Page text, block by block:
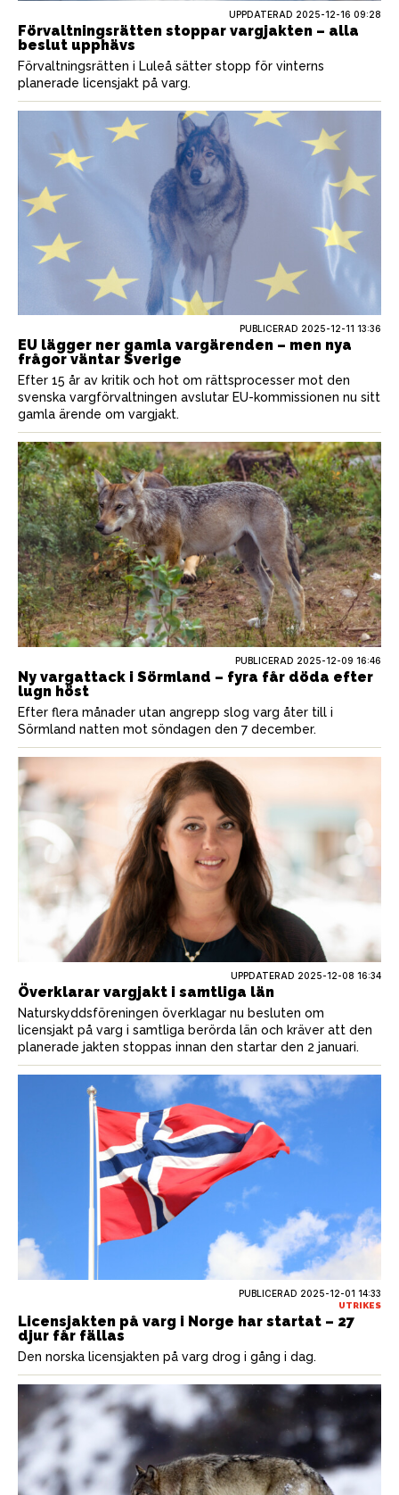
UPPDATERAD 2025-12-16 09:28
Förvaltningsrätten stoppar vargjakten – alla
beslut upphävs
Förvaltningsrätten i Luleå sätter stopp för vinterns
planerade licensjakt på varg.
PUBLICERAD 2025-12-11 13:36
EU lägger ner gamla vargärenden – men nya
frågor väntar Sverige
Efter 15 år av kritik och hot om rättsprocesser mot den
svenska vargförvaltningen avslutar EU-kommissionen nu sitt
gamla ärende om vargjakt.
PUBLICERAD 2025-12-09 16:46
Ny vargattack i Sörmland – fyra får döda efter
lugn höst
Efter flera månader utan angrepp slog varg åter till i
Sörmland natten mot söndagen den 7 december.
UPPDATERAD 2025-12-08 16:34
Överklarar vargjakt i samtliga län
Naturskyddsföreningen överklagar nu besluten om
licensjakt på varg i samtliga berörda län och kräver att den
planerade jakten stoppas innan den startar den 2 januari.
PUBLICERAD 2025-12-01 14:33
UTRIKES
Licensjakten på varg i Norge har startat – 27
djur får fällas
Den norska licensjakten på varg drog i gång i dag.